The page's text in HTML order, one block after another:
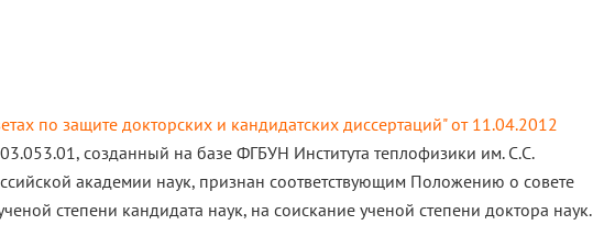
по защите докторских и кандидатских диссертаций" от 11.04.2012
созданный на базе ФГБУН Института теплофизики им. С.С.
академии наук, признан соответствующим Положению о совете
степени кандидата наук, на соискание ученой степени доктора наук.